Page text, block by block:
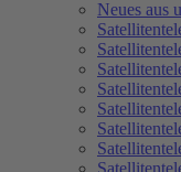
Neues aus